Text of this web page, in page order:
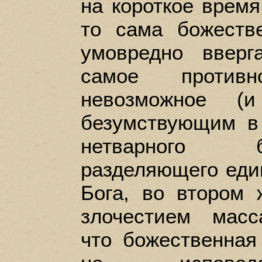
на короткое
то сама
умовредно
самое
невозможное
безумствующим
нетварного
разделяющего
Бога, во втором
злочестием
что